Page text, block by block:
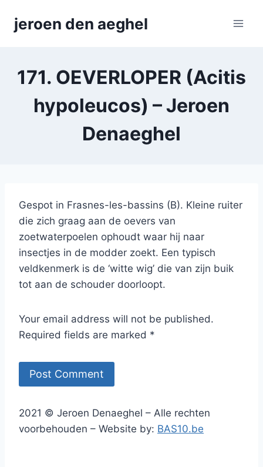
jeroen den aeghel
171. OEVERLOPER (Acitis
hypoleucos) – Jeroen
Denaeghel
Gespot in Frasnes-les-bassins (B). Kleine ruiter
die zich graag aan de oevers van
zoetwaterpoelen ophoudt waar hij naar
insectjes in de modder zoekt. Een typisch
veldkenmerk is de ‘witte wig’ die van zijn buik
tot aan de schouder doorloopt.
Your email address will not be published.
Required fields are marked *
2021 © Jeroen Denaeghel – Alle rechten
voorbehouden – Website by: BAS10.be